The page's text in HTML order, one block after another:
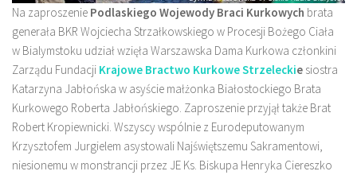
Na zaproszenie Podlaskiego Wojewody Braci Kurkowych brata
generała BKR Wojciecha Strzałkowskiego w Procesji Bożego Ciała
w Bialymstoku udział wzięła Warszawska Dama Kurkowa członkini
Zarządu Fundacji Krajowe Bractwo Kurkowe Strzeleckie siostra
Katarzyna Jabłońska w asyście małżonka Białostockiego Brata
Kurkowego Roberta Jabłońskiego. Zaproszenie przyjął także Brat
Robert Kropiewnicki. Wszyscy wspólnie z Eurodeputowanym
Krzysztofem Jurgielem asystowali Najświętszemu Sakramentowi,
niesionemu w monstrancji przez JE Ks. Biskupa Henryka Ciereszko